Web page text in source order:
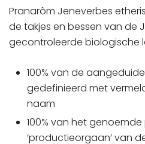
Pranarôm Jeneverbes
de takjes en bessen van de
gecontroleerde biologische
100% van de
gedefinieerd met
naam
100% van het
‘productieorgaan’ van